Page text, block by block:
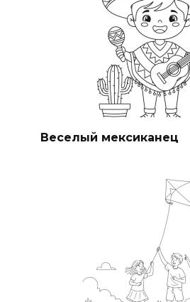
Веселый мексиканец